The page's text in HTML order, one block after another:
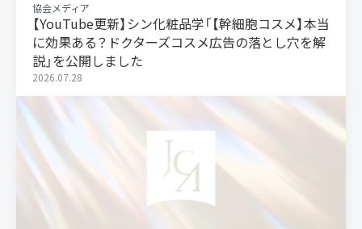
協会メディア
【YouTube更新】シン化粧品学「【幹細胞コスメ】本当
に効果ある？ドクターズコスメ広告の落とし穴を解
説」を公開しました
2026.07.28